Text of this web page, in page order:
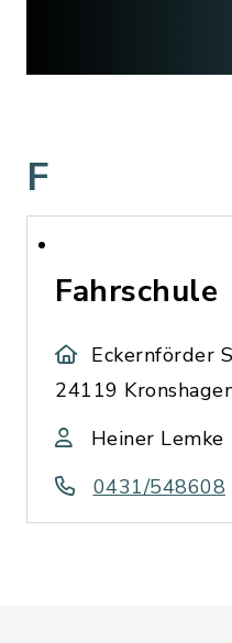
F
Fahrschule
Eckernförder
24119
Heiner Lemke
0431/548608